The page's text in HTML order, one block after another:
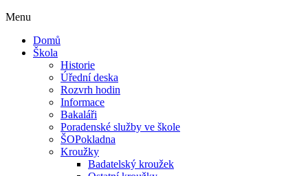
Menu
Domů
Škola
Historie
Úřední deska
Rozvrh hodin
Informace
Bakaláři
Poradenské služby ve škole
ŠOPokladna
Kroužky
Badatelský kroužek